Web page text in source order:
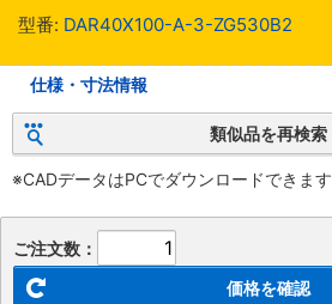
型番: DAR40X100-A-3-ZG530B2
仕様・寸法情報
類似品を再検索
※CADデータはPCでダウンロードできます
ご注文数：
価格を確認